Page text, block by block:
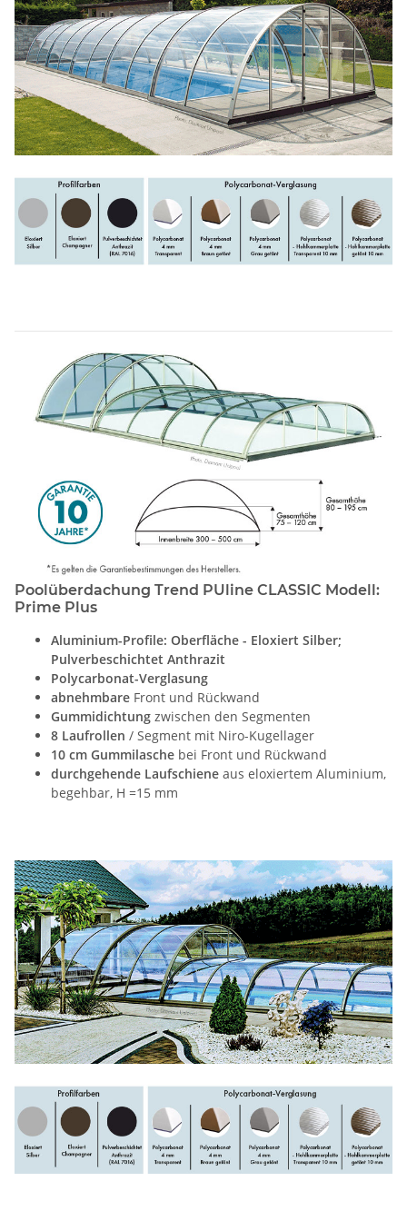
Poolüberdachung Trend PUline CLASSIC Modell:
Prime Plus
Aluminium-Profile: Oberfläche - Eloxiert Silber;
Pulverbeschichtet Anthrazit
Polycarbonat-Verglasung
abnehmbare Front und Rückwand
Gummidichtung zwischen den Segmenten
8 Laufrollen / Segment mit Niro-Kugellager
10 cm Gummilasche bei Front und Rückwand
durchgehende Laufschiene aus eloxiertem Aluminium,
begehbar, H =15 mm